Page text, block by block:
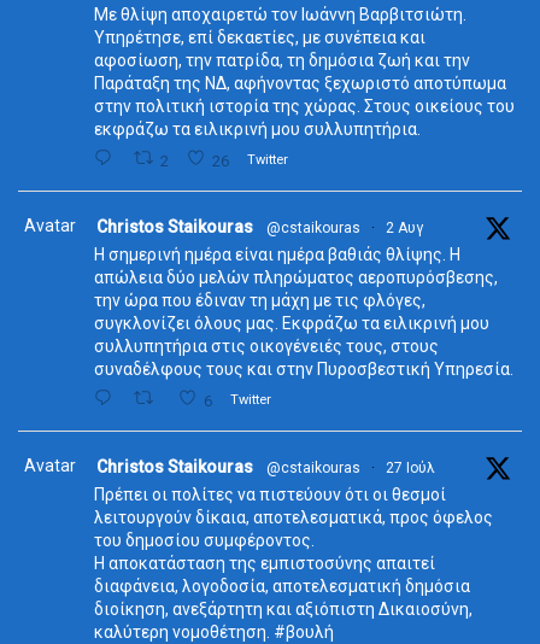
Με θλίψη αποχαιρετώ τον Ιωάννη Βαρβιτσιώτη.
Υπηρέτησε, επί δεκαετίες, με συνέπεια και
αφοσίωση, την πατρίδα, τη δημόσια ζωή και την
Παράταξη της ΝΔ, αφήνοντας ξεχωριστό αποτύπωμα
στην πολιτική ιστορία της χώρας. Στους οικείους του
εκφράζω τα ειλικρινή μου συλλυπητήρια.
2 26 Twitter
Avatar Christos Staikouras @cstaikouras · 2 Αυγ
Η σημερινή ημέρα είναι ημέρα βαθιάς θλίψης. Η
απώλεια δύο μελών πληρώματος αεροπυρόσβεσης,
την ώρα που έδιναν τη μάχη με τις φλόγες,
συγκλονίζει όλους μας. Εκφράζω τα ειλικρινή μου
συλλυπητήρια στις οικογένειές τους, στους
συναδέλφους τους και στην Πυροσβεστική Υπηρεσία.
6 Twitter
Avatar Christos Staikouras @cstaikouras · 27 Ιούλ
Πρέπει οι πολίτες να πιστεύουν ότι οι θεσμοί
λειτουργούν δίκαια, αποτελεσματικά, προς όφελος
του δημοσίου συμφέροντος.
Η αποκατάσταση της εμπιστοσύνης απαιτεί
διαφάνεια, λογοδοσία, αποτελεσματική δημόσια
διοίκηση, ανεξάρτητη και αξιόπιστη Δικαιοσύνη,
καλύτερη νομοθέτηση. #βουλή